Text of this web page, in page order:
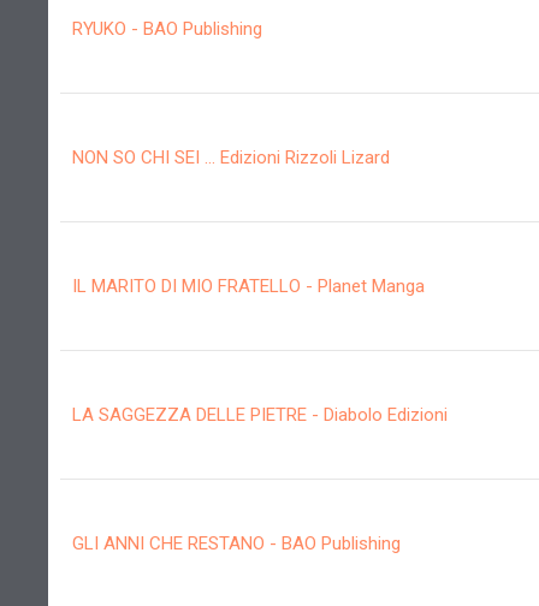
RYUKO - BAO Publishing
NON SO CHI SEI ... Edizioni Rizzoli Lizard
IL MARITO DI MIO FRATELLO - Planet Manga
LA SAGGEZZA DELLE PIETRE - Diabolo Edizioni
GLI ANNI CHE RESTANO - BAO Publishing